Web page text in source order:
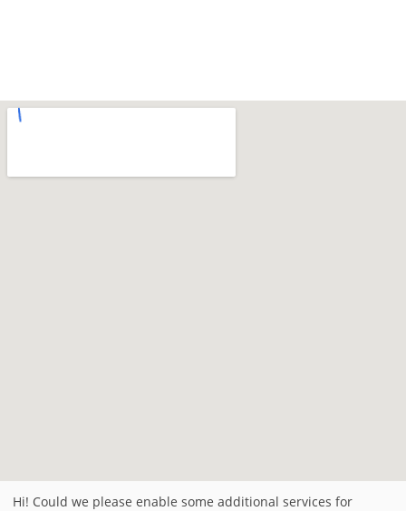
Hi! Could we please enable some additional services for